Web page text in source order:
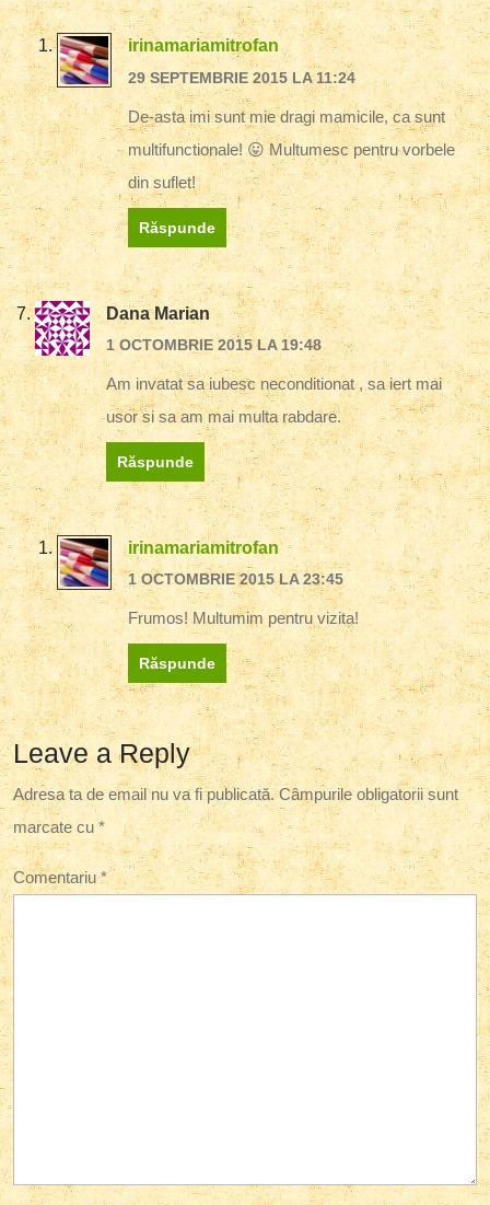
irinamariamitrofan
29 SEPTEMBRIE 2015 LA 11:24
De-asta imi sunt mie dragi mamicile, ca sunt
multifunctionale! 😛 Multumesc pentru vorbele
din suflet!
Răspunde
Dana Marian
1 OCTOMBRIE 2015 LA 19:48
Am invatat sa iubesc neconditionat , sa iert mai
usor si sa am mai multa rabdare.
Răspunde
irinamariamitrofan
1 OCTOMBRIE 2015 LA 23:45
Frumos! Multumim pentru vizita!
Răspunde
Leave a Reply
Adresa ta de email nu va fi publicată. Câmpurile obligatorii sunt
marcate cu *
Comentariu*